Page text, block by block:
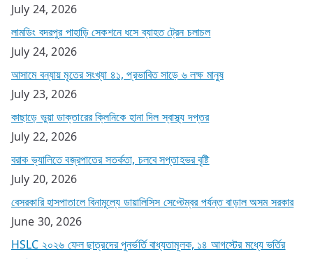
July 24, 2026
লামডিং বদরপুর পাহাড়ি সেকশনে ধসে ব্যাহত ট্রেন চলাচল
July 24, 2026
আসামে বন্যায় মৃতের সংখ্যা ৪১, প্রভাবিত সাড়ে ৬ লক্ষ মানুষ
July 23, 2026
কাছাড়ে ভুয়া ডাক্তারের ক্লিনিকে হানা দিল স্বাস্থ্য দপ্তর
July 22, 2026
বরাক ভ্যালিতে বজ্রপাতের সতর্কতা, চলবে সপ্তাহভর বৃষ্টি
July 20, 2026
বেসরকারি হাসপাতালে বিনামূল্যে ডায়ালিসিস সেপ্টেম্বর পর্যন্ত বাড়াল অসম সরকার
June 30, 2026
HSLC ২০২৬ ফেল ছাত্রদের পুনর্ভর্তি বাধ্যতামূলক, ১৪ আগস্টের মধ্যে ভর্তির